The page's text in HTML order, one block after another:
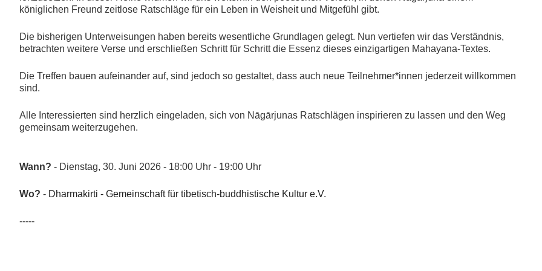
königlichen Freund zeitlose Ratschläge für ein Leben in Weisheit und Mitgefühl gibt.
Die bisherigen Unterweisungen haben bereits wesentliche Grundlagen gelegt. Nun vertiefen wir das Verständnis,
betrachten weitere Verse und erschließen Schritt für Schritt die Essenz dieses einzigartigen Mahayana-Textes.
Die Treffen bauen aufeinander auf, sind jedoch so gestaltet, dass auch neue Teilnehmer*innen jederzeit willkommen
sind.
Alle Interessierten sind herzlich eingeladen, sich von Nāgārjunas Ratschlägen inspirieren zu lassen und den Weg
gemeinsam weiterzugehen.
Wann? - Dienstag, 30. Juni 2026 - 18:00 Uhr - 19:00 Uhr
Wo? - Dharmakirti - Gemeinschaft für tibetisch-buddhistische Kultur e.V.
-----